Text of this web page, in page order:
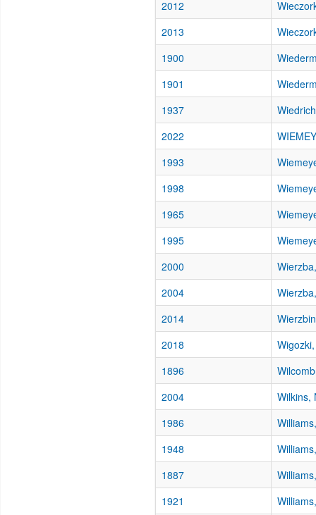
2012
2013
1900
1901
1937
2022
1993
1998
1965
1995
2000
2004
2014
2018
1896
2004
Wilkins,
1986
1948
1887
1921